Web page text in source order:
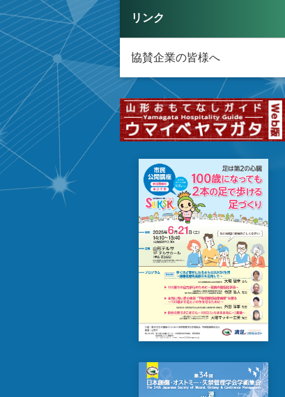
リンク
協賛企業の皆様へ